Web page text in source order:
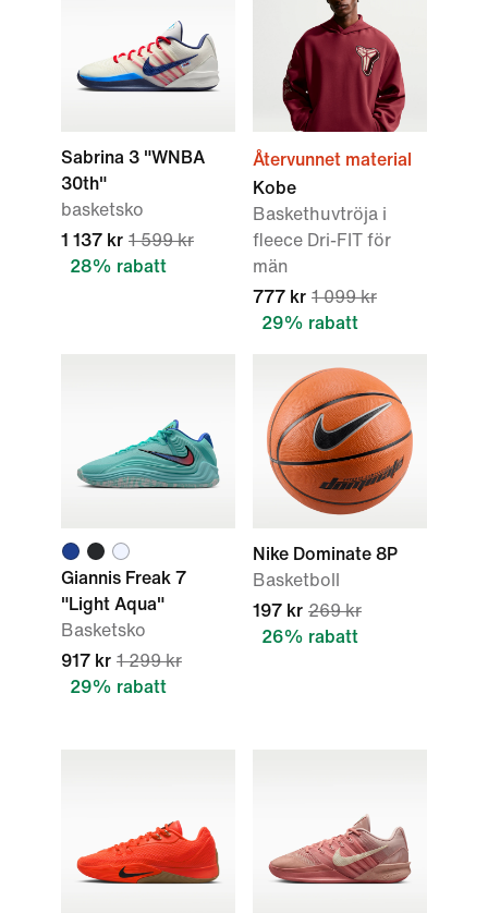
Sabrina 3 "WNBA
30th"
basketsko
1 137 kr 1 599 kr
28% rabatt
Återvunnet material
Kobe
Baskethuvtröja i
fleece Dri-FIT för
män
777 kr 1 099 kr
29% rabatt
Giannis Freak 7
"Light Aqua"
Basketsko
917 kr 1 299 kr
29% rabatt
Nike Dominate 8P
Basketboll
197 kr 269 kr
26% rabatt